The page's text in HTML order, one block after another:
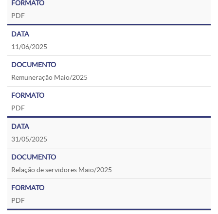
PDF
11/06/2025
Remuneração Maio/2025
PDF
31/05/2025
Relação de servidores Maio/2025
PDF